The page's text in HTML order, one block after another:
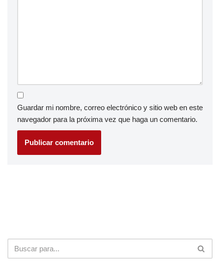
Guardar mi nombre, correo electrónico y sitio web en este
navegador para la próxima vez que haga un comentario.